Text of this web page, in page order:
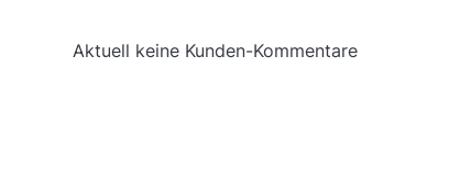
Aktuell keine Kunden-Kommentare